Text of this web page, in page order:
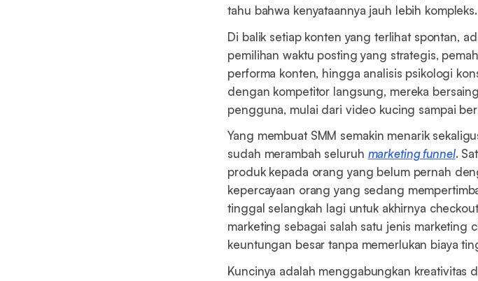
tahu bahwa kenyataannya jauh lebih kompleks.
Di balik setiap konten yang terlihat spontan,
pemilihan waktu posting yang strategis,
performa konten, hingga analisis psikologi
dengan kompetitor langsung, mereka
pengguna, mulai dari video kucing sampai
Yang membuat SMM semakin menarik
sudah merambah seluruh marketing funnel.
produk kepada orang yang belum pernah
kepercayaan orang yang sedang
tinggal selangkah lagi untuk akhirnya
marketing sebagai salah satu jenis marketing
keuntungan besar tanpa memerlukan biaya
Kuncinya adalah menggabungkan kreativitas